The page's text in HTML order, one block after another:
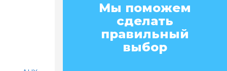
Мы поможем
сделать
правильный
выбор